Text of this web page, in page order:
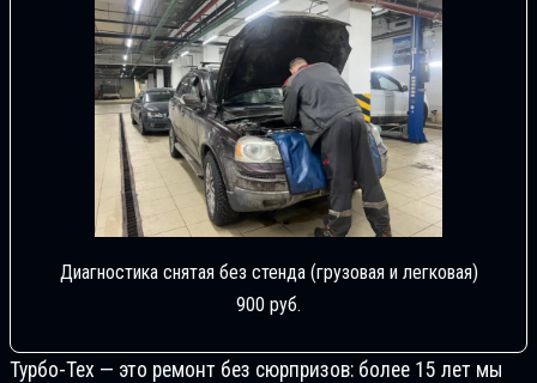
Диагностика снятая без стенда (грузовая и легковая)
900 руб.
Турбо-Тех — это ремонт без сюрпризов: более 15 лет мы